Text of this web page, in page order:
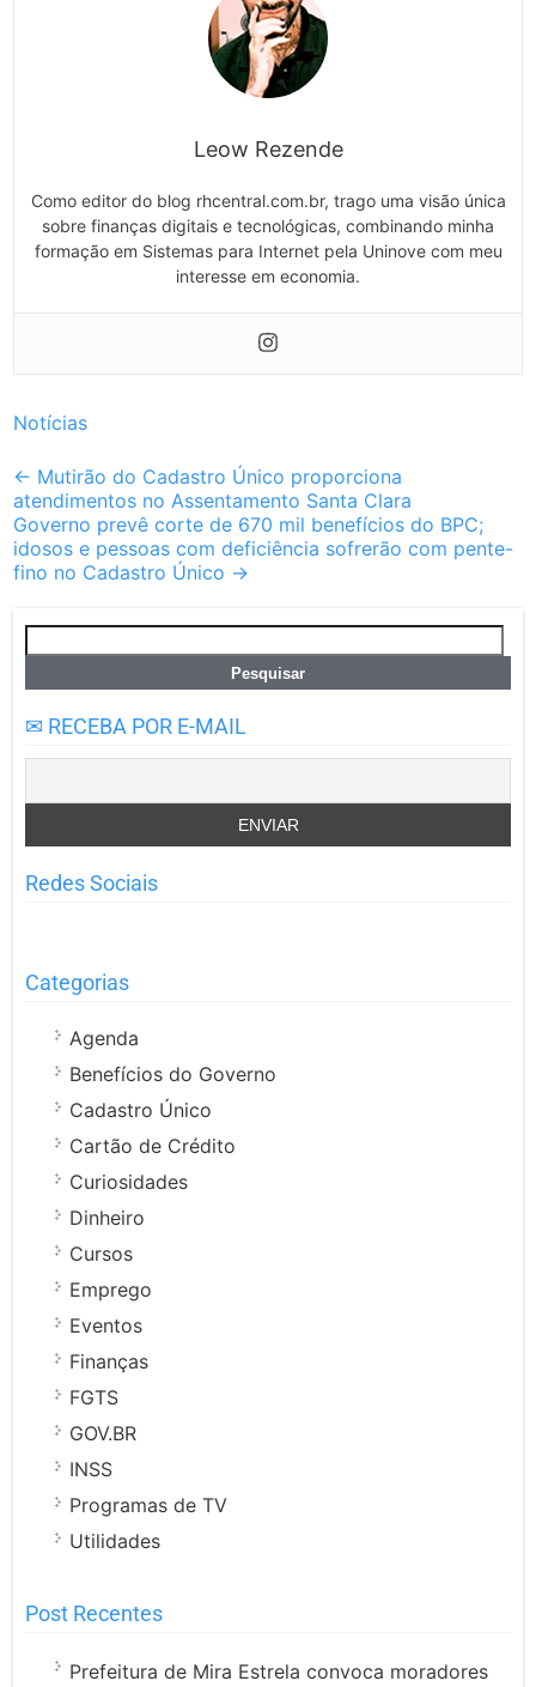
Leow Rezende
Como editor do blog rhcentral.com.br, trago uma visão única
sobre finanças digitais e tecnológicas, combinando minha
formação em Sistemas para Internet pela Uninove com meu
interesse em economia.
Notícias
Post
navigation
← Mutirão do Cadastro Único proporciona
atendimentos no Assentamento Santa Clara
Governo prevê corte de 670 mil benefícios do BPC;
idosos e pessoas com deficiência sofrerão com pente-
fino no Cadastro Único →
por:
✉ RECEBA POR E-MAIL
Redes Sociais
Categorias
Agenda
Benefícios do Governo
Cadastro Único
Cartão de Crédito
Curiosidades
Dinheiro
Cursos
Emprego
Eventos
Finanças
FGTS
GOV.BR
INSS
Programas de TV
Utilidades
Post Recentes
Prefeitura de Mira Estrela convoca moradores